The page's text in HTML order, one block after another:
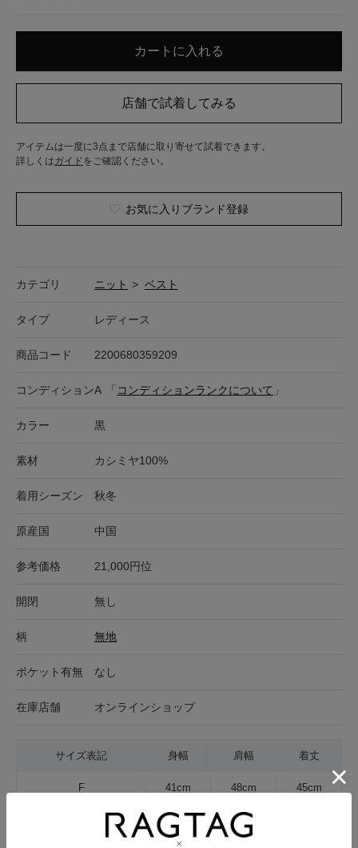
アイテムは一度に3点まで店舗に取り寄せて試着できます。
詳しくはガイド をご確認ください。
お気に入りブランド登録
カテゴリ ニット > ベスト
タイプ レディース
商品コード 2200680359209
コンディションA 「 コンディションランクについて 」
カラー 黒
素材 カシミヤ100%
着用シーズン 秋冬
原産国 中国
参考価格 21,000円位
開閉 無し
柄 無地
ポケット有無 なし
在庫店舗 オンラインショップ
サイズ表記 身幅 肩幅 着丈
F 41cm 48cm 45cm
サイズの測り方について